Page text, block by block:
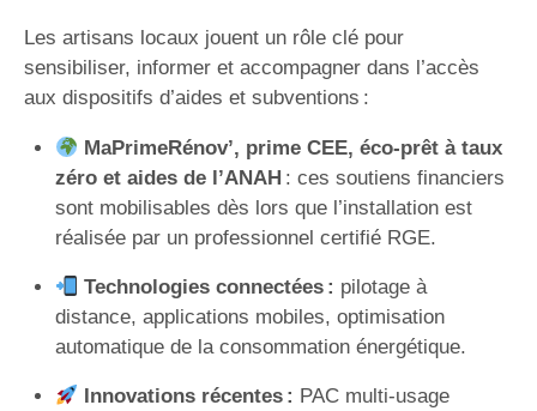
Les artisans locaux jouent un rôle clé pour
sensibiliser, informer et accompagner dans l’accès
aux dispositifs d’aides et subventions :
MaPrimeRénov’, prime CEE, éco-prêt à taux
zéro et aides de l’ANAH : ces soutiens financiers
sont mobilisables dès lors que l’installation est
réalisée par un professionnel certifié RGE.
Technologies connectées : pilotage à
distance, applications mobiles, optimisation
automatique de la consommation énergétique.
Innovations récentes : PAC multi-usage